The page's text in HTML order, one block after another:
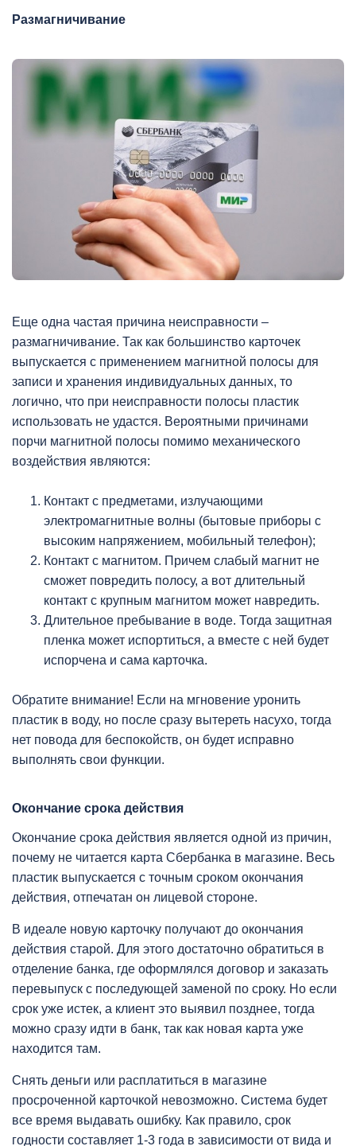
Размагничивание
Еще одна частая причина неисправности –
размагничивание. Так как большинство карточек
выпускается с применением магнитной полосы для
записи и хранения индивидуальных данных, то
логично, что при неисправности полосы пластик
использовать не удастся. Вероятными причинами
порчи магнитной полосы помимо механического
воздействия являются:
Контакт с предметами, излучающими
электромагнитные волны (бытовые приборы с
высоким напряжением, мобильный телефон);
Контакт с магнитом. Причем слабый магнит не
сможет повредить полосу, а вот длительный
контакт с крупным магнитом может навредить.
Длительное пребывание в воде. Тогда защитная
пленка может испортиться, а вместе с ней будет
испорчена и сама карточка.
Обратите внимание! Если на мгновение уронить
пластик в воду, но после сразу вытереть насухо, тогда
нет повода для беспокойств, он будет исправно
выполнять свои функции.
Окончание срока действия
Окончание срока действия является одной из причин,
почему не читается карта Сбербанка в магазине. Весь
пластик выпускается с точным сроком окончания
действия, отпечатан он лицевой стороне.
В идеале новую карточку получают до окончания
действия старой. Для этого достаточно обратиться в
отделение банка, где оформлялся договор и заказать
перевыпуск с последующей заменой по сроку. Но если
срок уже истек, а клиент это выявил позднее, тогда
можно сразу идти в банк, так как новая карта уже
находится там.
Снять деньги или расплатиться в магазине
просроченной карточкой невозможно. Система будет
все время выдавать ошибку. Как правило, срок
годности составляет 1-3 года в зависимости от вида и